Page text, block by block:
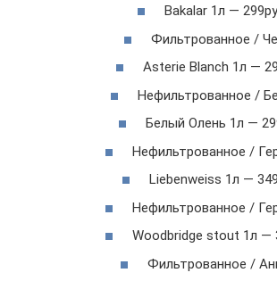
Bakalar 1л —
Фильтрованное /
Asterie Blanch 1л —
Нефильтрованное /
Белый Олень 1л —
Нефильтрованное /
Liebenweiss 1л —
Нефильтрованное /
Woodbridge stout 1л —
Фильтрованное /